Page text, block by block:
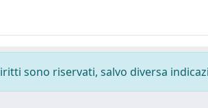
sono riservati, salvo diversa